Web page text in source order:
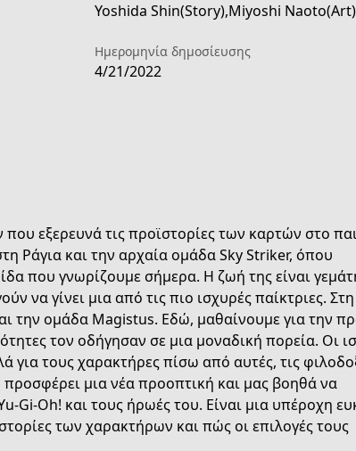
Yoshida Shin(Story),Miyoshi Naoto(Art)
Ημερομηνία δημοσίευσης
4/21/2022
εξερευνά τις προϊστορίες των καρτών στο
Ράγια και την αρχαία ομάδα Sky Striker, όπου
που γνωρίζουμε σήμερα. Η ζωή της είναι
να γίνει μια από τις πιο ισχυρές παίκτριες.
την ομάδα Magistus. Εδώ, μαθαίνουμε για την
τον οδήγησαν σε μια μοναδική πορεία. Οι
για τους χαρακτήρες πίσω από αυτές, τις
προσφέρει μια νέα προοπτική και μας βοηθά να
Gi-Oh! και τους ήρωές του. Είναι μια υπέροχη
των χαρακτήρων και πώς οι επιλογές τους